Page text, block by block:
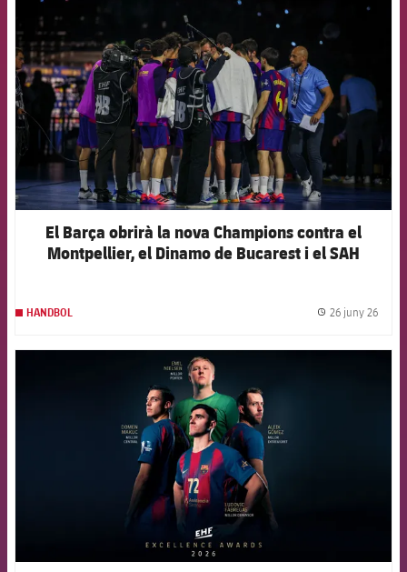
FCB Barcelona badge
El Barça obrirà la nova Champions contra el
Montpellier, el Dinamo de Bucarest i el SAH
HANDBOL 26 juny 26
FCB Barcelona badge